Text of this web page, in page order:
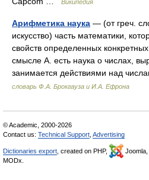
Википедия
Арифметика наука — (от греч.
искусство) часть математики,
свойств определенных
смысле А. есть наука о числах,
занимается действиями над
словарь Ф.А. Брокгауза и И.А. Ефрона
© Academic, 2000-2026
Contact us: Technical Support Advertising
Dictionaries export , created on PHP, Joomla,
MODx.